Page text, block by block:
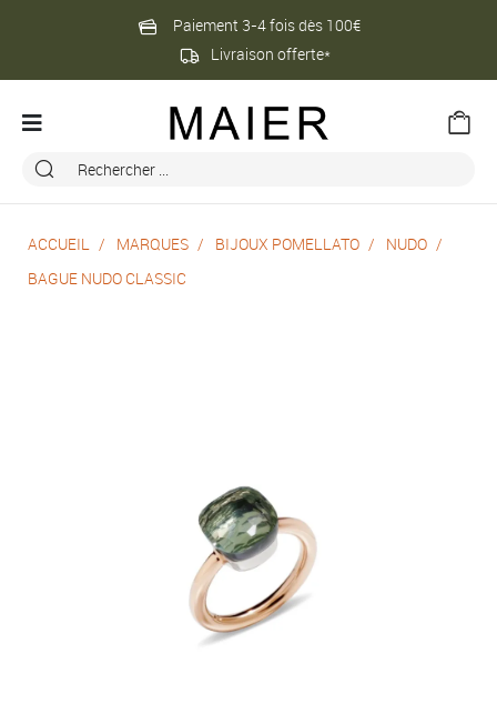
Paiement 3-4 fois dès 100€
Livraison offerte*
ACCUEIL MARQUES BIJOUX POMELLATO
NUDO
BAGUE NUDO CLASSIC